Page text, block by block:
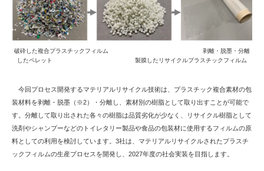
破砕した複合プラスチックフィルム 剥離・脱墨・分離
したペレット 製膜したリサイクルプラスチックフィルム
今回プロセス開発するマテリアルリサイクル技術は、プラスチック複合素材の包
装材料を剥離・脱墨（※2）・分離し、素材別の樹脂として取り出すことが可能で
す。分離して取り出された各々の樹脂は品質劣化が少なく、リサイクル樹脂として
洗剤やシャンプーなどのトイレタリー製品や食品の包装材に使用するフィルムの原
料としての利用を検討しています。3社は、マテリアルリサイクルされたプラスチ
ックフィルムの生産プロセスを開発し、2027年度の社会実装を目指します。